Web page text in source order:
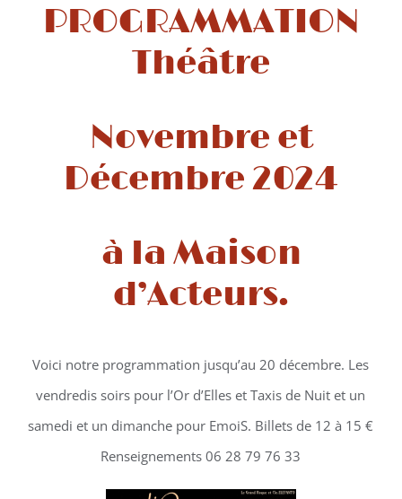
PROGRAMMATION
Théâtre
Novembre et
Décembre 2024
à la Maison
d’Acteurs.
Voici notre programmation jusqu’au 20 décembre. Les
vendredis soirs pour l’Or d’Elles et Taxis de Nuit et un
samedi et un dimanche pour EmoiS. Billets de 12 à 15 €
Renseignements 06 28 79 76 33